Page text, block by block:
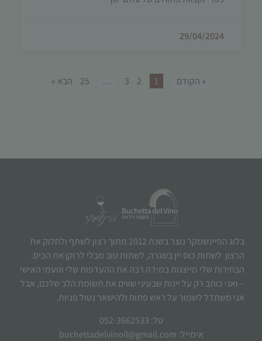
29/04/2024
« הקודם 1
2
3
…
25 הבא »
בלוג הפיינשמקר נוצר בשנת 2012 מתוך רצון לשתף ולחלוק את
הרצון לשתות כוס יין בשגרה, לשתות טוב מבלי לרוקן את הכיס.
הבחירות שלי מייצגות במידה רבה את ההעדפות שלי וטעמי האישי
– ואני כותב רק על יינות שבעיני שווים את תשומת הלב שלכם, אבל
אני משתדל לשמור על ראש פתוח ולהישאר נטול פניות.
טל: 052-3662533
אימייל: buchettadelvinoil@gmail.com